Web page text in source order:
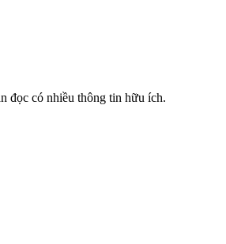
đọc có nhiều thông tin hữu ích.